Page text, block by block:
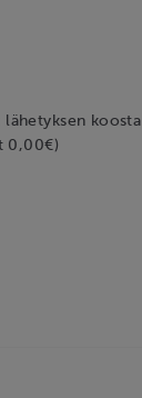
koosta
0,00€)